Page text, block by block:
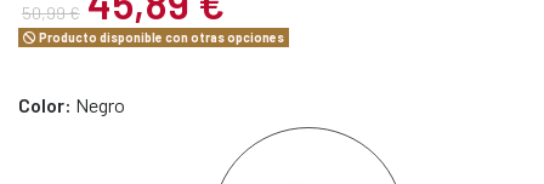
(2 reseñas)
50,99 €
Producto disponible con otras opciones
Color: Negro